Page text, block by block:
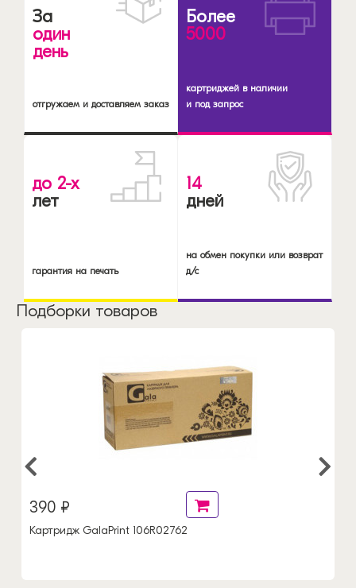
За
один
день
отгружаем и доставляем заказ
Более
5000
картриджей в наличии
и под запрос
до 2-х
лет
гарантия на печать
14
дней
на обмен покупки или возврат
д/с
Подборки товаров
390 ₽
Картридж GalaPrint 106R02762